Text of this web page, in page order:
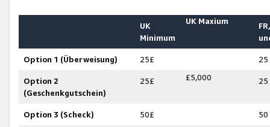
UK
Minimum
UK Maxium
Option 1 (Überweisung) 25£ 25
Option 2
(Geschenkgutschein)
25£ £5,000 25
Option 3 (Scheck) 50£ 50